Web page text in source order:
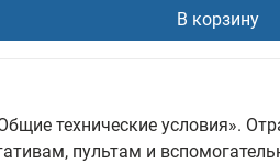
В корзину
технические условия».
пультам и